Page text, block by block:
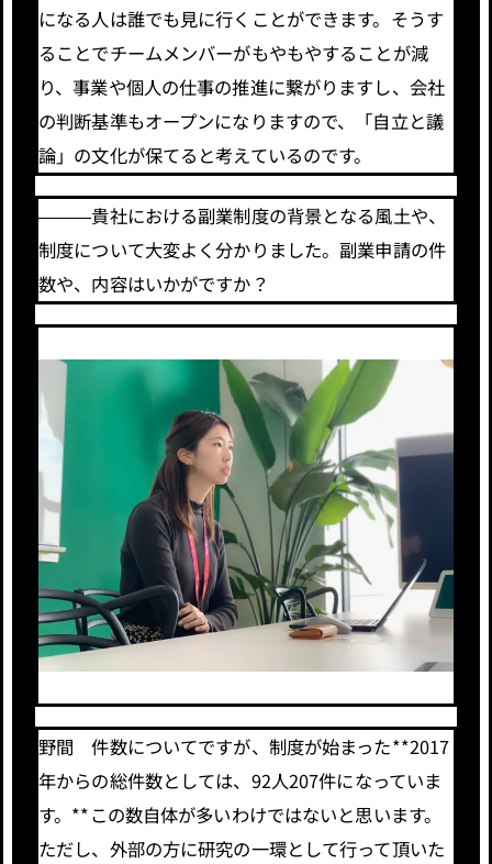
になる人は誰でも見に行くことができます。そうす
ることでチームメンバーがもやもやすることが減
り、事業や個人の仕事の推進に繋がりますし、会社
の判断基準もオープンになりますので、「自立と議
論」の文化が保てると考えているのです。
―――貴社における副業制度の背景となる風土や、
制度について大変よく分かりました。副業申請の件
数や、内容はいかがですか？
野間 件数についてですが、制度が始まった**2017
年からの総件数としては、92人207件になっていま
す。**この数自体が多いわけではないと思います。
ただし、外部の方に研究の一環として行って頂いた